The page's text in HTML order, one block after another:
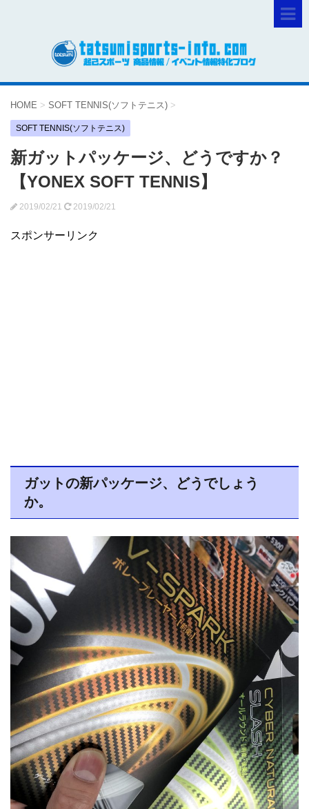
HOME > SOFT TENNIS(ソフトテニス) >
SOFT TENNIS(ソフトテニス)
新ガットパッケージ、どうですか？
【YONEX SOFT TENNIS】
2019/02/21 2019/02/21
スポンサーリンク
ガットの新パッケージ、どうでしょう
か。